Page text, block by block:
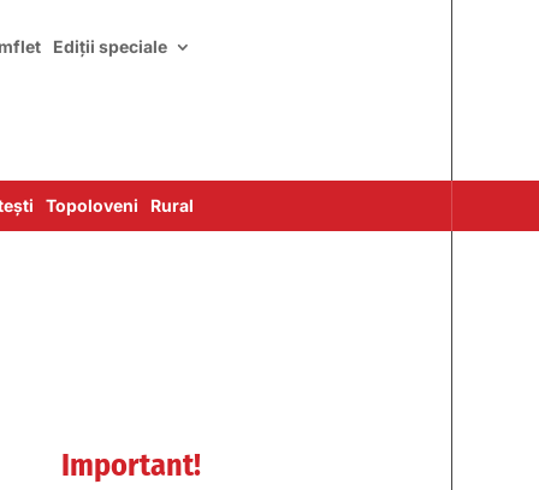
Ediții speciale
Topoloveni Rural
Important!